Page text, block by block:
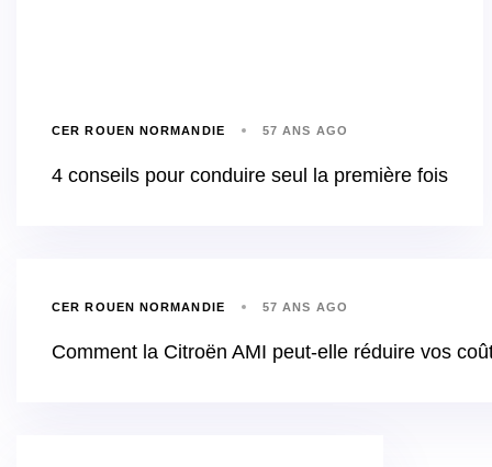
CER ROUEN NORMANDIE 57 ANS AGO
4 conseils pour conduire seul la première fois
CER ROUEN NORMANDIE 57 ANS AGO
Comment la Citroën AMI peut-elle réduire vos